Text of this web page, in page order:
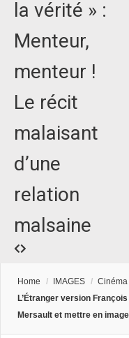
la vérité » :
Menteur,
menteur !
Le récit
malaisant
d’une
relation
malsaine
Home / IMAGES / Cinéma
L’Étranger version
Mersault et mettre en